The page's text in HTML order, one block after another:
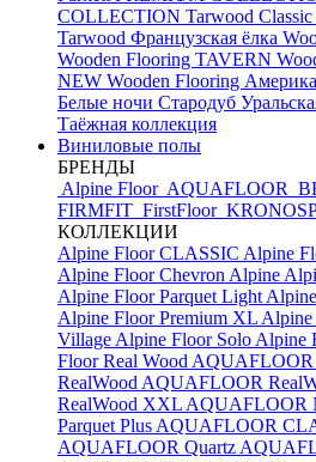
COLLECTION Tarwood Classic
Tarwood Французская ёлка
Wooden Flooring TAVERN
NEW Wooden Flooring
Белые ночи Стародуб
Таёжная коллекция
Виниловые полы
БРЕНДЫ
Alpine Floor AQUAFLOOR
FIRMFIT FirstFloor
КОЛЛЕКЦИИ
Alpine Floor CLASSIC Alpine
Alpine Floor Chevron Alpine
Alpine Floor Parquet Light
Alpine Floor Premium XL Alpine
Village Alpine Floor Solo Alpine
Floor Real Wood AQUAFLOOR
RealWood AQUAFLOOR
RealWood XXL AQUAFLOOR
Parquet Plus AQUAFLOOR
AQUAFLOOR Quartz